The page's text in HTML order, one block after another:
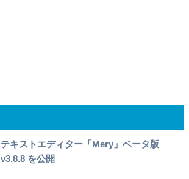
テキストエディター「Mery」ベータ版
v3.8.8 を公開